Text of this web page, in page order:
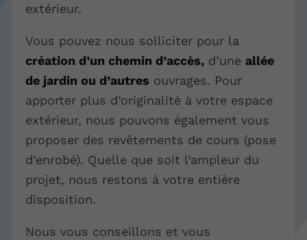
extérieur.
Vous pouvez nous solliciter pour la
création d’un chemin d’accès, d’uneallée
de jardin ou d’autres ouvrages. Pour
apporter plus d’originalité à votre espace
extérieur, nous pouvons également vous
proposer des revêtements de cours (pose
d’enrobé). Quelle que soit l’ampleur du
projet, nous restons à votre entière
disposition.
Nous vous conseillons et vous